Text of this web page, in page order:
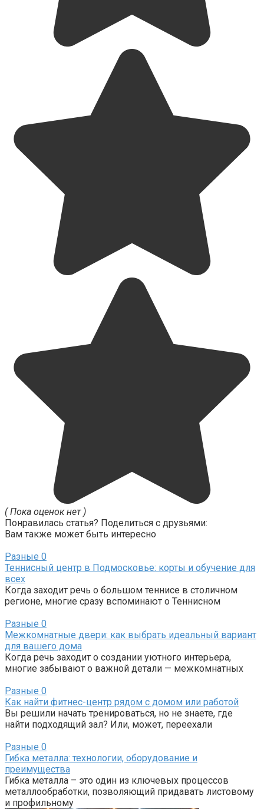
( Пока оценок нет )
Понравилась статья? Поделиться с друзьями:
Вам также может быть интересно
Разные 0
Теннисный центр в Подмосковье: корты и обучение для
всех
Когда заходит речь о большом теннисе в столичном
регионе, многие сразу вспоминают о Теннисном
Разные 0
Межкомнатные двери: как выбрать идеальный вариант
для вашего дома
Когда речь заходит о создании уютного интерьера,
многие забывают о важной детали — межкомнатных
Разные 0
Как найти фитнес-центр рядом с домом или работой
Вы решили начать тренироваться, но не знаете, где
найти подходящий зал? Или, может, переехали
Разные 0
Гибка металла: технологии, оборудование и
преимущества
Гибка металла – это один из ключевых процессов
металлообработки, позволяющий придавать листовому
и профильному